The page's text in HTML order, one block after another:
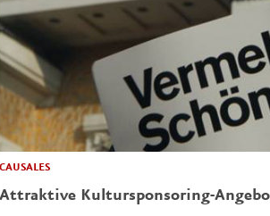
CAUSALES
Attraktive Kultursponsoring-